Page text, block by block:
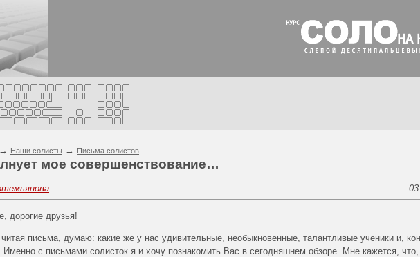
→ Наши солисты → Письма солистов
мое совершенствование…
дорогие друзья!
письма, думаю: какие же у нас удивительные, необыкновенные, талантливые ученики и,
с письмами солисток я и хочу познакомить Вас в сегодняшнем обзоре. Мне кажется, что,